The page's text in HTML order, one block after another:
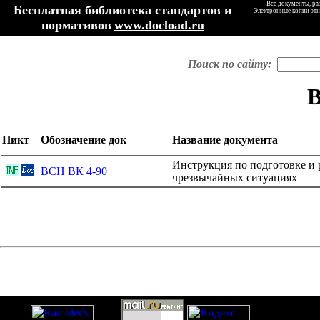
Бесплатная библиотека стандартов и
нормативов www.docload.ru
Все документы,
Электронные копии
Поиск по сайту:
Пикт Обозначение док Название документа
ВСН ВК 4-90
Инструкция по подготовке и
чрезвычайных ситуациях